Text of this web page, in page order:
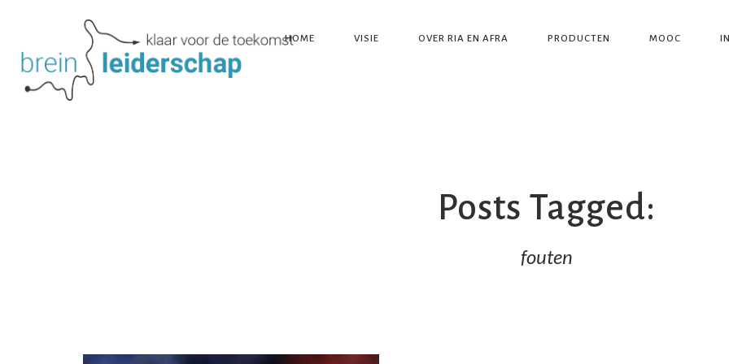
HOME VISIE OVER RIA EN AFRA PRODUCTEN MOOC
Posts Tagged:
fouten